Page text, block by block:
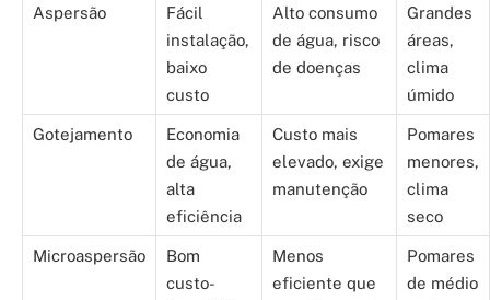
Aspersão
Fácil
instalação,
baixo
custo
Alto consumo
de água, risco
de doenças
Grandes
áreas,
clima
úmido
Gotejamento
Economia
de água,
alta
eficiência
Custo mais
elevado, exige
manutenção
Pomares
menores,
clima
seco
Microaspersão
Bom
custo-
Menos
eficiente que
Pomares
de médio